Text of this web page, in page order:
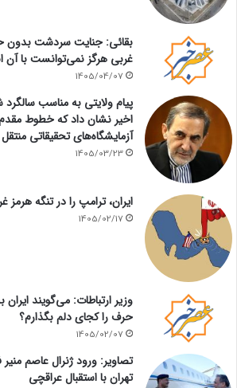
بقائی: جنایت سردشت بدون
غربی هرگز نمی‌توانست با آن
1405/04/07
پیام ولایتی به مناسب
اخیر نشان داد که خطوط
آزمایشگاه‌های تحقیقاتی
1405/03/23
ایران، ترامپ را در تنگه هرمز
1405/02/17
وزیر ارتباطات: می‌گویند ایران
حرف را کجای دلم بگذارم؟
1405/02/07
تصاویر: ورود ژنرال عاصم
تهران با استقبال عراقچی